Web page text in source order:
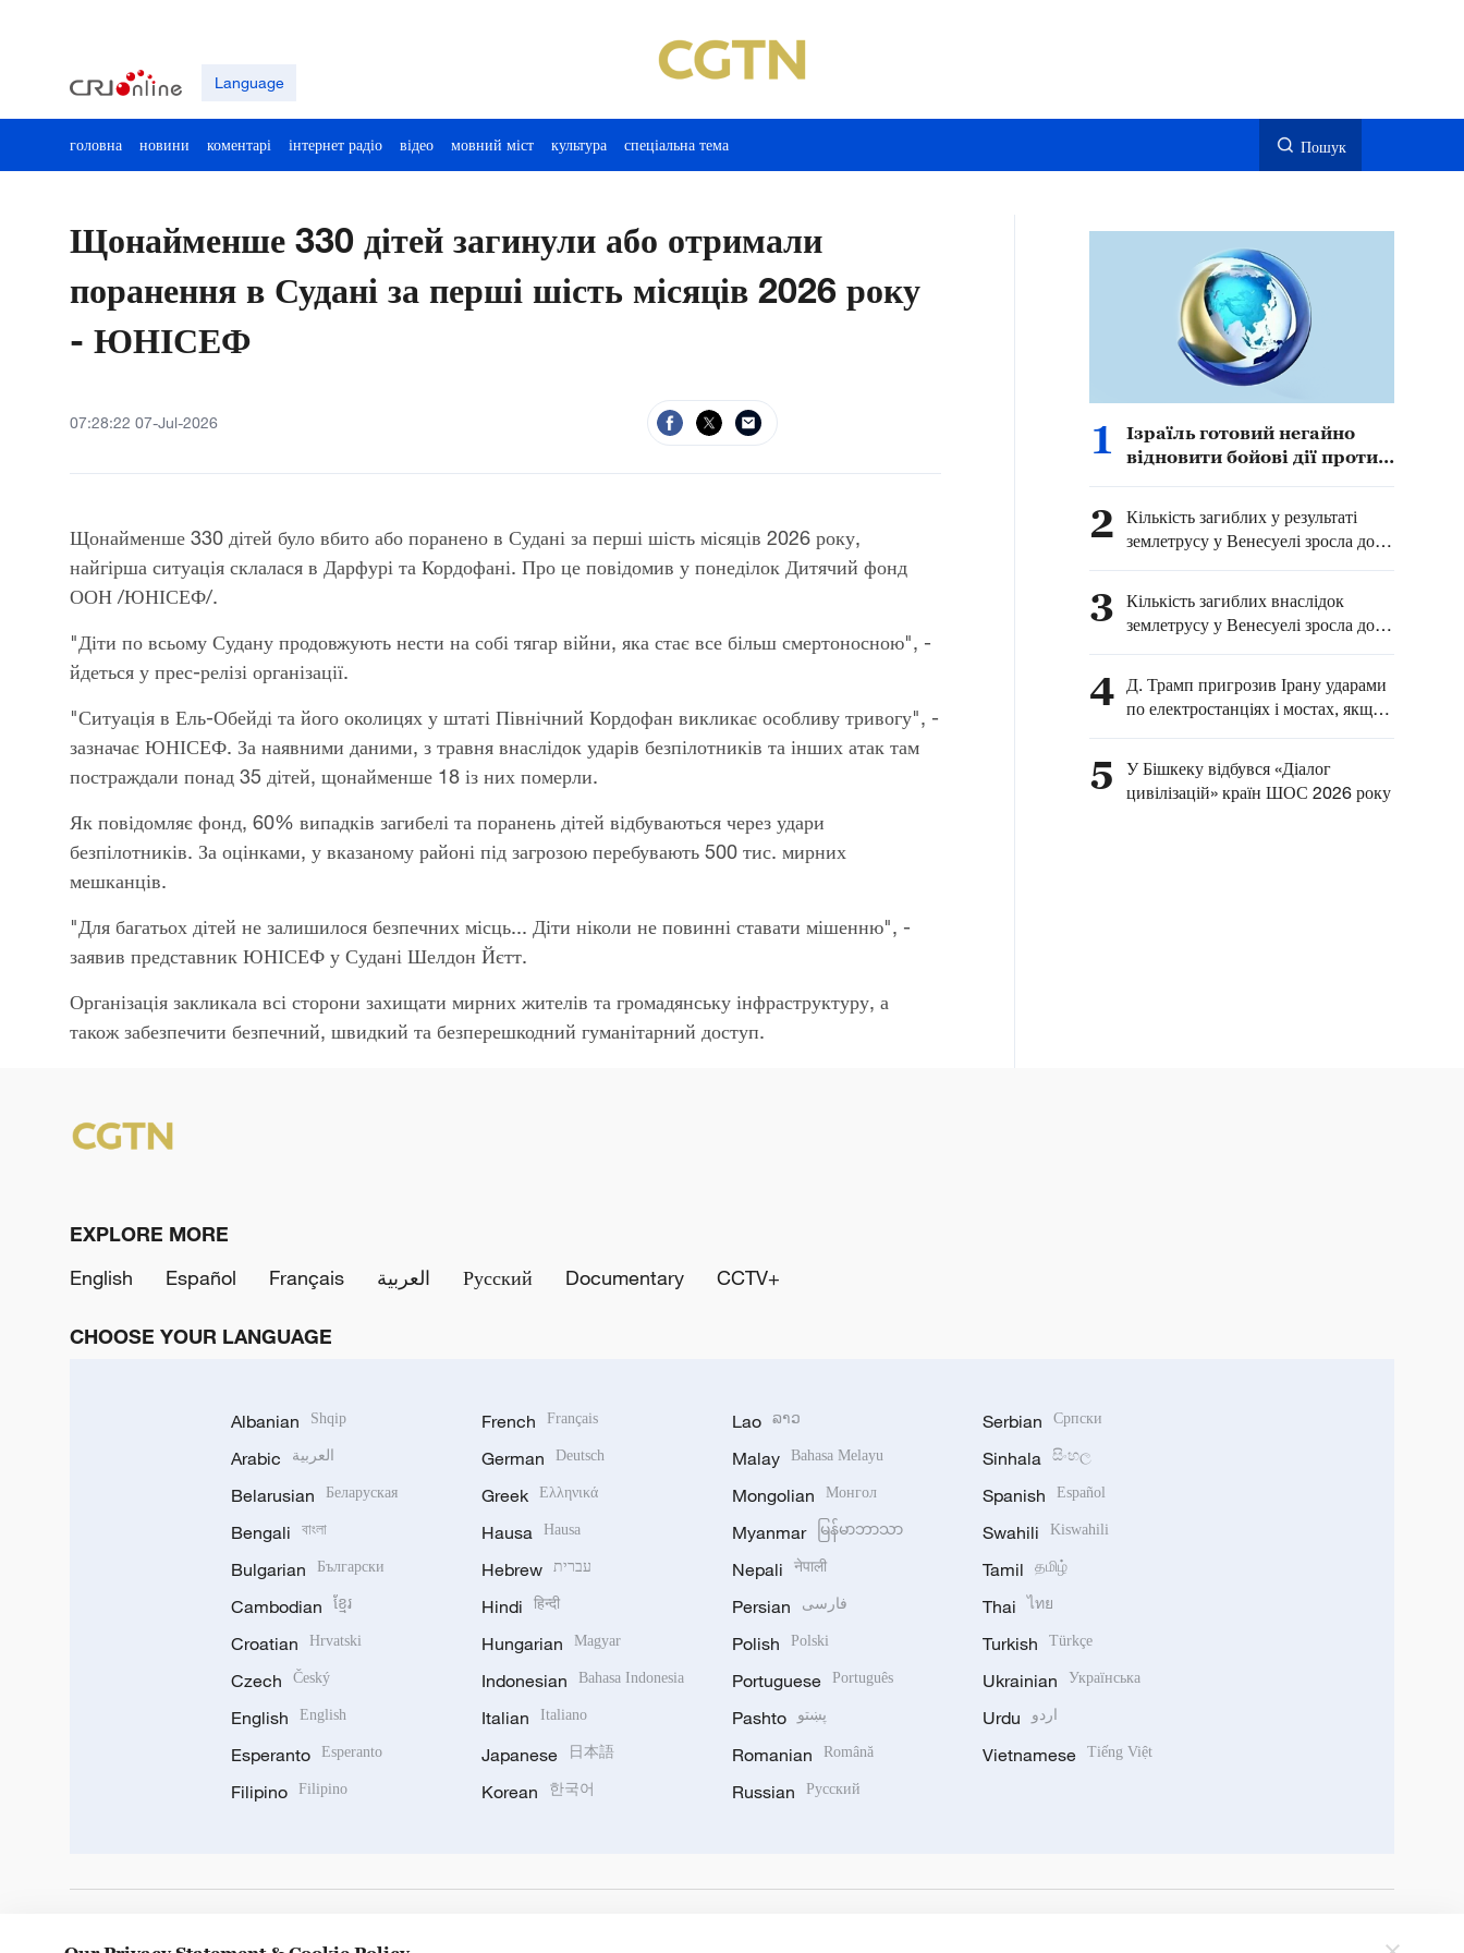
Language
головна новини коментарі інтернет радіо відео мовний міст культура спеціальна тема Пошук
Щонайменше 330 дітей загинули або отримали
поранення в Судані за перші шість місяців 2026 року
- ЮНІСЕФ
07:28:22 07-Jul-2026
Щонайменше 330 дітей було вбито або поранено в Судані за перші шість місяців 2026 року,
найгірша ситуація склалася в Дарфурі та Кордофані. Про це повідомив у понеділок Дитячий фонд
ООН /ЮНІСЕФ/.
"Діти по всьому Судану продовжують нести на собі тягар війни, яка стає все більш смертоносною", -
йдеться у прес-релізі організації.
"Ситуація в Ель-Обейді та його околицях у штаті Північний Кордофан викликає особливу тривогу", -
зазначає ЮНІСЕФ. За наявними даними, з травня внаслідок ударів безпілотників та інших атак там
постраждали понад 35 дітей, щонайменше 18 із них померли.
Як повідомляє фонд, 60% випадків загибелі та поранень дітей відбуваються через удари
безпілотників. За оцінками, у вказаному районі під загрозою перебувають 500 тис. мирних
мешканців.
"Для багатьох дітей не залишилося безпечних місць... Діти ніколи не повинні ставати мішенню", -
заявив представник ЮНІСЕФ у Судані Шелдон Йєтт.
Організація закликала всі сторони захищати мирних жителів та громадянську інфраструктуру, а
також забезпечити безпечний, швидкий та безперешкодний гуманітарний доступ.
1
Ізраїль готовий негайно
відновити бойові дії проти
2 Кількість загиблих у результаті
землетрусу у Венесуелі зросла до
4930
3 Кількість загиблих внаслідок
землетрусу у Венесуелі зросла до
4829
4 Д. Трамп пригрозив Ірану ударами
по електростанціях і мостах, якщо
Тегеран не погодиться на
5
У Бішкеку відбувся «Діалог
цивілізацій» країн ШОС 2026 року
EXPLORE MORE
English
Español Français العربية Русский Documentary CCTV+
CHOOSE YOUR LANGUAGE
Albanian Shqip
Arabic العربية
Belarusian Беларуская
Bengali বাংলা
Bulgarian Български
Cambodian ខ្មែរ
Croatian Hrvatski
Czech Český
English English
Esperanto Esperanto
Filipino Filipino
French Français
German Deutsch
Greek Ελληνικά
Hausa Hausa
Hebrew עברית
Hindi हिन्दी
Hungarian Magyar
Indonesian Bahasa Indonesia
Italian Italiano
Japanese 日本語
Korean 한국어
Lao ລາວ
Malay Bahasa Melayu
Mongolian Монгол
Myanmar မြန်မာဘာသာ
Nepali नेपाली
Persian فارسی
Polish Polski
Portuguese Português
Pashto پښتو
Romanian Română
Russian Русский
Serbian Српски
Sinhala සිංහල
Spanish Español
Swahili Kiswahili
Tamil தமிழ்
Thai ไทย
Turkish Türkçe
Ukrainian Українська
Urdu اردو
Vietnamese Tiếng Việt